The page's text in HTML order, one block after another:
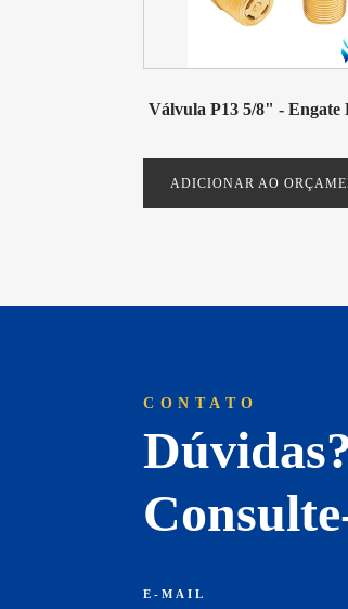
Válvula P13 5/8" - Engate
ADICIONAR AO
CONTATO
E-MAIL